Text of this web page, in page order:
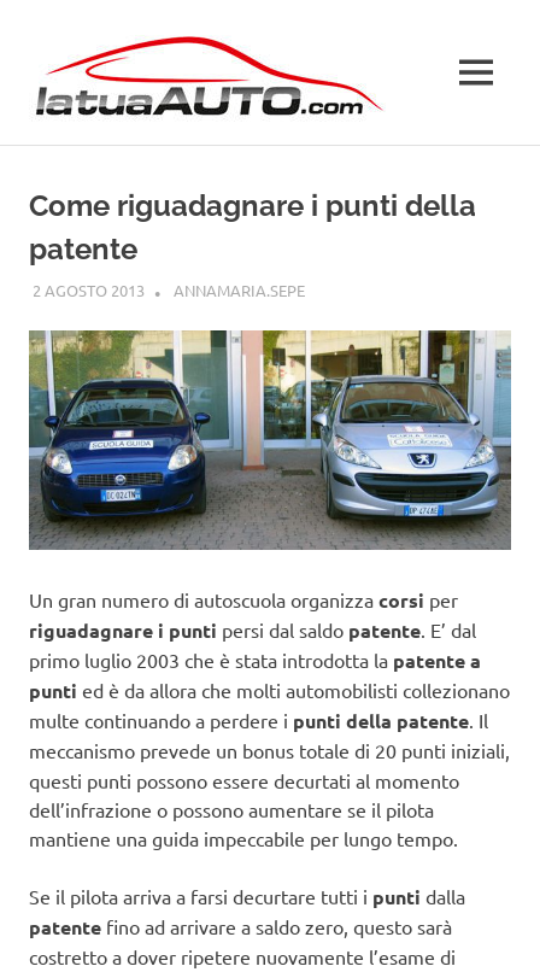
contenuto
MENU
Come riguadagnare i punti della
patente
2 AGOSTO 2013 ANNAMARIA.SEPEGUIDE
Un gran numero di autoscuola organizza corsi per
riguadagnare i punti persi dal saldo patente. E’ dal
primo luglio 2003 che è stata introdotta la patente a
punti ed è da allora che molti automobilisti collezionano
multe continuando a perdere i punti della patente. Il
meccanismo prevede un bonus totale di 20 punti iniziali,
questi punti possono essere decurtati al momento
dell’infrazione o possono aumentare se il pilota
mantiene una guida impeccabile per lungo tempo.
Se il pilota arriva a farsi decurtare tutti i punti dalla
patente fino ad arrivare a saldo zero, questo sarà
costretto a dover ripetere nuovamente l’esame di